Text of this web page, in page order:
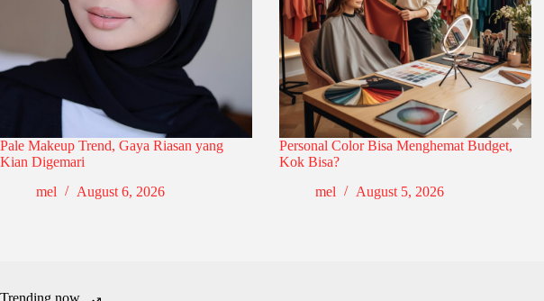
Pale Makeup Trend, Gaya Riasan yang
Kian Digemari
mel
August 6, 2026
Personal Color Bisa Menghemat Budget,
Kok Bisa?
mel
August 5, 2026